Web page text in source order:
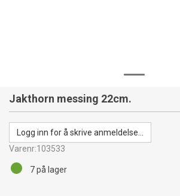
Jakthorn messing 22cm.
Logg inn for å skrive anmeldelse...
Varenr:103533
7på lager